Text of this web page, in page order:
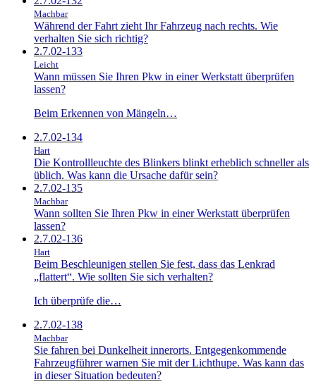
Machbar
Während der Fahrt zieht Ihr Fahrzeug nach rechts. Wie
verhalten Sie sich richtig?
2.7.02-133
Leicht
Wann müssen Sie Ihren Pkw in einer Werkstatt überprüfen
lassen?
Beim Erkennen von Mängeln…
2.7.02-134
Hart
Die Kontrollleuchte des Blinkers blinkt erheblich schneller als
üblich. Was kann die Ursache dafür sein?
2.7.02-135
Machbar
Wann sollten Sie Ihren Pkw in einer Werkstatt überprüfen
lassen?
2.7.02-136
Hart
Beim Beschleunigen stellen Sie fest, dass das Lenkrad
„flattert“. Wie sollten Sie sich verhalten?
Ich überprüfe die…
2.7.02-138
Machbar
Sie fahren bei Dunkelheit innerorts. Entgegenkommende
Fahrzeugführer warnen Sie mit der Lichthupe. Was kann das
in dieser Situation bedeuten?